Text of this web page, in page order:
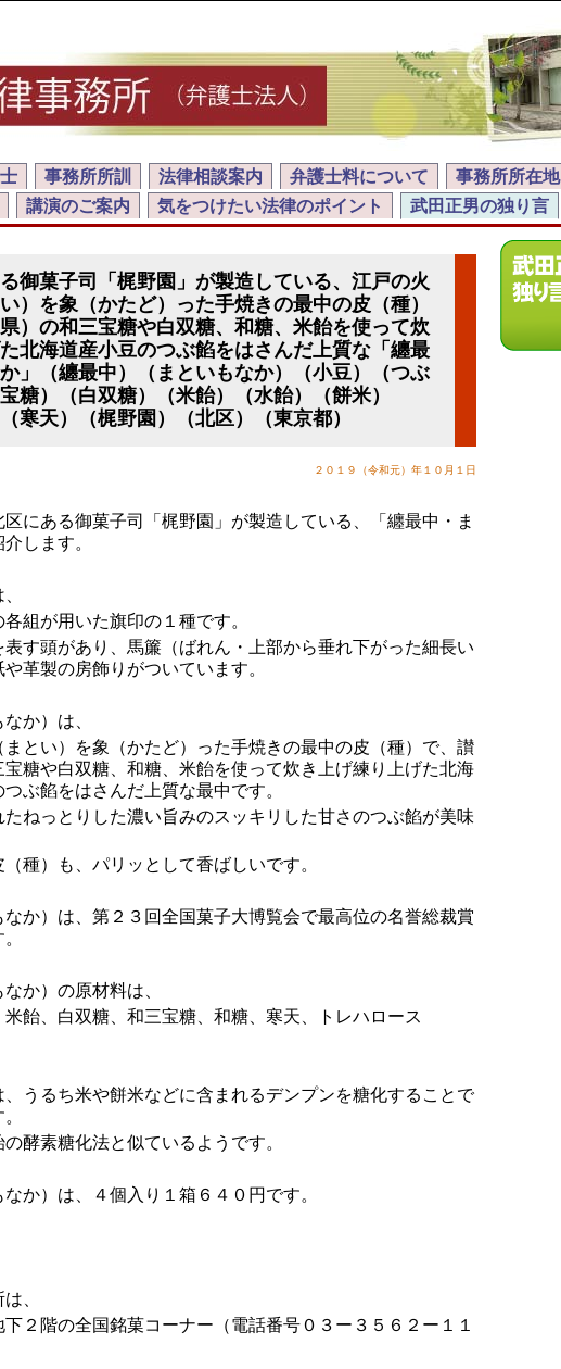
事務所所訓 法律相談案内 弁護士料について 事務所所在地
講演のご案内 気をつけたい法律のポイント 武田正男の独り言
御菓子司「梶野園」が製造している、江戸の火
）を象（かたど）った手焼きの最中の皮（種）
）の和三宝糖や白双糖、和糖、米飴を使って炊
北海道産小豆のつぶ餡をはさんだ上質な「纏最
」（纏最中）（まといもなか）（小豆）（つぶ
糖）（白双糖）（米飴）（水飴）（餅米）
寒天）（梶野園）（北区）（東京都）
２０１９（令和元）年１０月１日
にある御菓子司「梶野園」が製造している、「纏最中・ま
します。
組が用いた旗印の１種です。
す頭があり、馬簾（ばれん・上部から垂れ下がった細長い
革製の房飾りがついています。
か）は、
とい）を象（かたど）った手焼きの最中の皮（種）で、讃
糖や白双糖、和糖、米飴を使って炊き上げ練り上げた北海
ぶ餡をはさんだ上質な最中です。
ねっとりした濃い旨みのスッキリした甘さのつぶ餡が美味
種）も、パリッとして香ばしいです。
か）は、第２３回全国菓子大博覧会で最高位の名誉総裁賞
か）の原材料は、
飴、白双糖、和三宝糖、和糖、寒天、トレハロース
うるち米や餅米などに含まれるデンプンを糖化することで
酵素糖化法と似ているようです。
か）は、４個入り１箱６４０円です。
、
２階の全国銘菓コーナー（電話番号０３ー３５６２ー１１